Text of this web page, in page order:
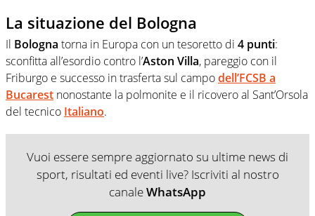
La situazione del Bologna
Il Bologna torna in Europa con un tesoretto di 4 punti:
sconfitta all’esordio contro l’Aston Villa, pareggio con il
Friburgo e successo in trasferta sul campodell’FCSB a
Bucarest nonostante la polmonite e il ricovero al Sant’Orsola
del tecnico Italiano.
Vuoi essere sempre aggiornato su ultime news di
sport, risultati ed eventi live? Iscriviti al nostro
canaleWhatsApp